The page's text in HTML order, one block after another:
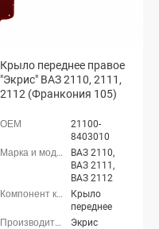
Крыло переднее правое
"Экрис" ВАЗ 2110, 2111,
2112 (Франкония 105)
21100-
8403010
ВАЗ 2110,
ВАЗ 2111,
ВАЗ 2112
Крыло
переднее
Экрис